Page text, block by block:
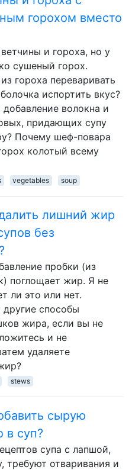
горохом вместо
и гороха, но у
сушеный горох.
гороха переваривать
испортить вкус?
волокна и
придающих супу
Почему шеф-повара
колотый всему
vegetables soup
лишний жир
без
пробки (из
поглощает жир. Я не
ли это или нет.
способы
жира, если вы не
и не
удаляете
stews
сырую
в суп?
супа с лапшой,
требуют отваривания и